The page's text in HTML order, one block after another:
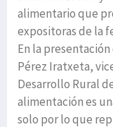
alimentario que
expositoras de la
En la
Pérez Iratxeta,
Desarrollo Rural
alimentación es
solo por lo que